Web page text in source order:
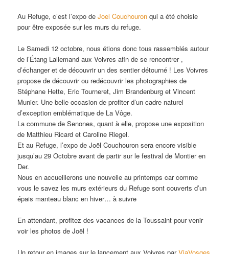
Au Refuge, c’est l’expo deJoel Couchouron qui a été choisie
pour être exposée sur les murs du refuge.
Le Samedi 12 octobre, nous étions donc tous rassemblés autour
de l’Étang Lallemand aux Voivres afin de se rencontrer ,
d’échanger et de découvrir un des sentier détourné ! Les Voivres
propose de découvrir ou redécouvrir les photographies de
Stéphane Hette, Eric Tourneret, Jim Brandenburg et Vincent
Munier. Une belle occasion de profiter d’un cadre naturel
d’exception emblématique de La Vôge.
La commune de Senones, quant à elle, propose une exposition
de Matthieu Ricard et Caroline Riegel.
Et au Refuge, l’expo de Joël Couchouron sera encore visible
jusqu’au 29 Octobre avant de partir sur le festival de Montier en
Der.
Nous en accueillerons une nouvelle au printemps car comme
vous le savez les murs extérieurs du Refuge sont couverts d’un
épais manteau blanc en hiver… à suivre
En attendant, profitez des vacances de la Toussaint pour venir
voir les photos de Joël !